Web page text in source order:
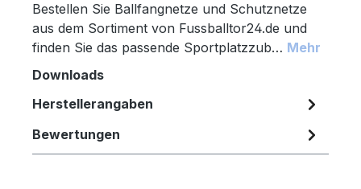
Bestellen Sie Ballfangnetze und Schutznetze
aus dem Sortiment von Fussballtor24.de und
finden Sie das passende Sportplatzzub… Mehr
Downloads
Herstellerangaben
Bewertungen